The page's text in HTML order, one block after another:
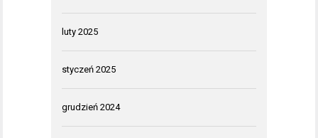
luty 2025
styczeń 2025
grudzień 2024